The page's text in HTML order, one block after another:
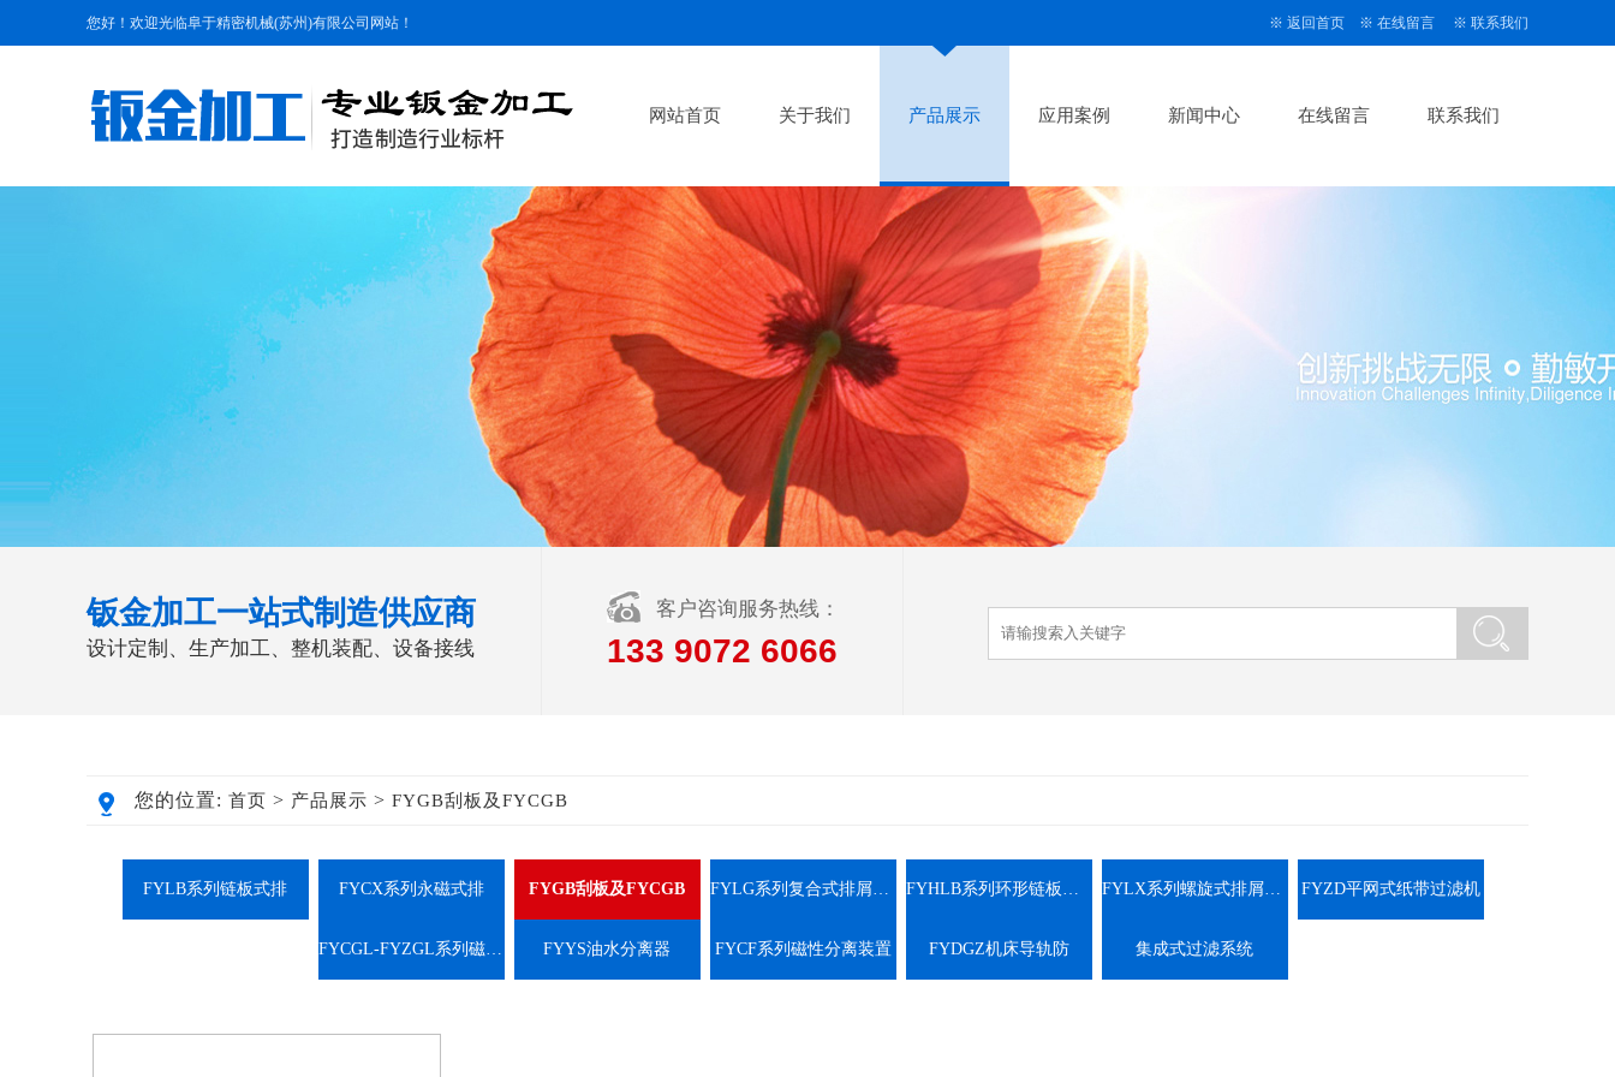
您好！欢迎光临阜于精密机械(苏州)有限公司网站！ ※ 返回首页 ※ 在线留言 ※ 联系我们
网站首页 关于我们 产品展示 应用案例 新闻中心 在线留言 联系我们
钣金加工一站式制造供应商
设计定制、生产加工、整机装配、设备接线
客户咨询服务热线：
133 9072 6066
您的位置: 首页 > 产品展示 > FYGB刮板及FYCGB
FYLB系列链板式排 FYCX系列永磁式排 FYGB刮板及FYCGB FYLG系列复合式排屑装置 FYHLB系列环形链板式排屑装置 FYLX系列螺旋式排屑装置 FYZD平网式纸带过滤机
FYCGL-FYZGL系列磁辊纸带过滤机 FYYS油水分离器 FYCF系列磁性分离装置 FYDGZ机床导轨防 集成式过滤系统